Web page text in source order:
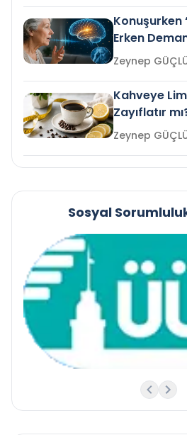
Konuşurken
Erken
mi?
Zeynep
Kahveye
Zayıflatır
Zeynep
Sosyal